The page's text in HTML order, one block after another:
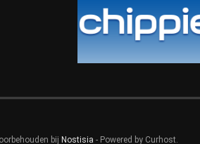
bij Nostisia - Powered by Curhost.